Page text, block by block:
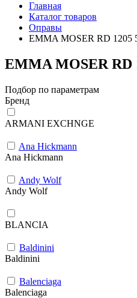
Главная
Каталог товаров
Оправы
EMMA MOSER RD 1205
EMMA MOSER RD
Подбор по параметрам
Бренд
ARMANI EXCHNGE
Ana Hickmann
Ana Hickmann
Andy Wolf
Andy Wolf
BLANCIA
Baldinini
Baldinini
Balenciaga
Balenciaga